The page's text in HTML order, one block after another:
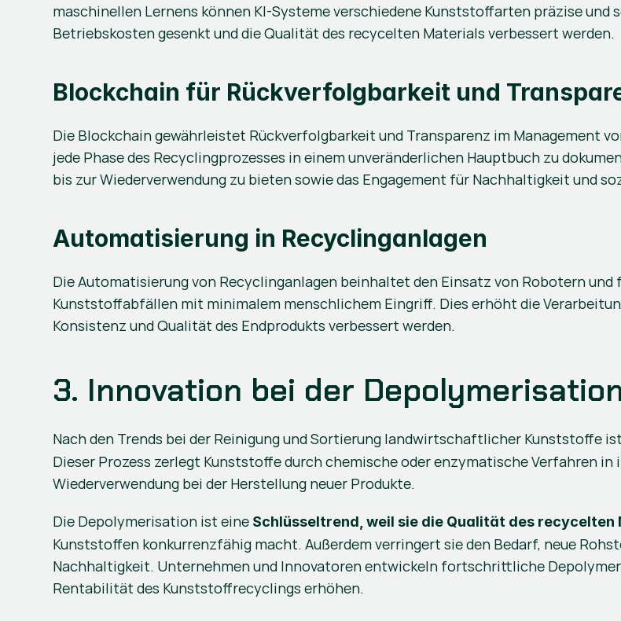
maschinellen Lernens können KI-Systeme verschiedene Kunststoffarten präzise
Betriebskosten gesenkt und die Qualität des recycelten Materials verbessert werden.
Blockchain für Rückverfolgbarkeit und
Die Blockchain gewährleistet Rückverfolgbarkeit und Transparenz im Management
jede Phase des Recyclingprozesses in einem unveränderlichen Hauptbuch zu
bis zur Wiederverwendung zu bieten sowie das Engagement für Nachhaltigkeit und
Automatisierung in Recyclinganlagen
Die Automatisierung von Recyclinganlagen beinhaltet den Einsatz von Robotern
Kunststoffabfällen mit minimalem menschlichem Eingriff. Dies erhöht die
Konsistenz und Qualität des Endprodukts verbessert werden.
3. Innovation bei der
Nach den Trends bei der Reinigung und Sortierung landwirtschaftlicher Kunststoffe ist
Dieser Prozess zerlegt Kunststoffe durch chemische oder enzymatische Verfahren
Wiederverwendung bei der Herstellung neuer Produkte.
Die Depolymerisation ist eine Schlüsseltrend, weil sie die Qualität des
Kunststoffen konkurrenzfähig macht. Außerdem verringert sie den Bedarf, neue
Nachhaltigkeit. Unternehmen und Innovatoren entwickeln fortschrittliche
Rentabilität des Kunststoffrecyclings erhöhen​.